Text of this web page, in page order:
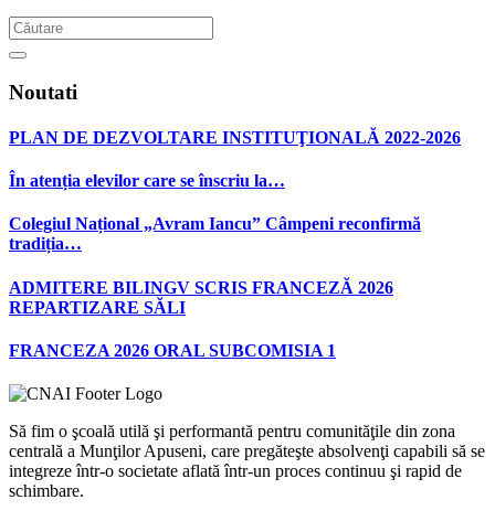
Noutati
PLAN DE DEZVOLTARE INSTITUŢIONALĂ 2022-2026
În atenția elevilor care se înscriu la…
Colegiul Național „Avram Iancu” Câmpeni reconfirmă
tradiția…
ADMITERE BILINGV SCRIS FRANCEZĂ 2026
REPARTIZARE SĂLI
FRANCEZA 2026 ORAL SUBCOMISIA 1
Să fim o şcoală utilă şi performantă pentru comunităţile din zona
centrală a Munţilor Apuseni, care pregăteşte absolvenţi capabili să se
integreze într-o societate aflată într-un proces continuu şi rapid de
schimbare.